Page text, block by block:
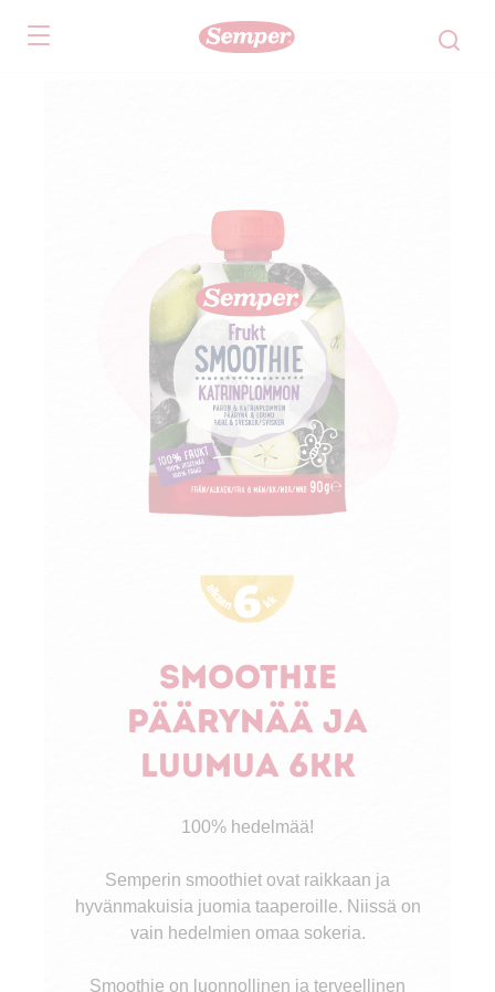
Smoothie
päärynää ja
luumua 6kk
100% hedelmää!
Semperin smoothiet ovat raikkaan ja
hyvänmakuisia juomia taaperoille. Niissä on
vain hedelmien omaa sokeria.
Smoothie on luonnollinen ja terveellinen